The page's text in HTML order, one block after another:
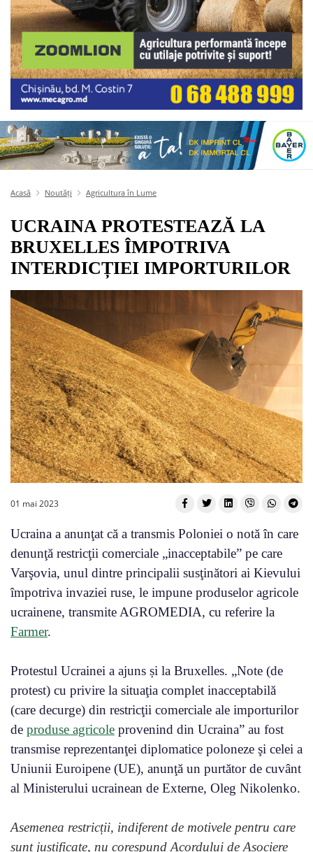
Acasă Noutăți Agricultura în Lume
UCRAINA PROTESTEAZĂ LA
BRUXELLES ÎMPOTRIVA
INTERDICȚIEI IMPORTURILOR
01 mai 2023
Ucraina a anunţat că a transmis Poloniei o notă în care
denunţă restricţii comerciale „inacceptabile” pe care
Varşovia, unul dintre principalii susţinători ai Kievului
împotriva invaziei ruse, le impune produselor agricole
ucrainene, transmite AGROMEDIA, cu referire la
Farmer.
Protestul Ucrainei a ajuns și la Bruxelles. „Note (de
protest) cu privire la situaţia complet inacceptabilă
(care decurge) din restricţii comerciale ale importurilor
de produse agricole provenind din Ucraina” au fost
transmise reprezentanţei diplomatice poloneze şi celei a
Uniunii Euroipene (UE), anunţă un purtător de cuvânt
al Ministerului ucrainean de Externe, Oleg Nikolenko.
Asemenea restricții, indiferent de motivele pentru care
sunt justificate, nu corespund Acordului de Asociere